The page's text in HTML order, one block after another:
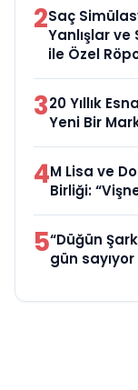
2Saç
Yanlışlar
ile Özel
320 Yıllık
Yeni Bir
4M Lisa ve
Birliği:
5“Düğün
gün sayıyor